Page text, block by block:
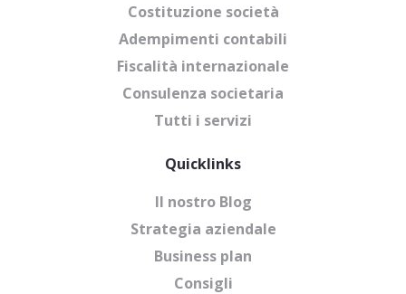
Costituzione società
Adempimenti contabili
Fiscalità internazionale
Consulenza societaria
Tutti i servizi
Quicklinks
Il nostro Blog
Strategia aziendale
Business plan
Consigli